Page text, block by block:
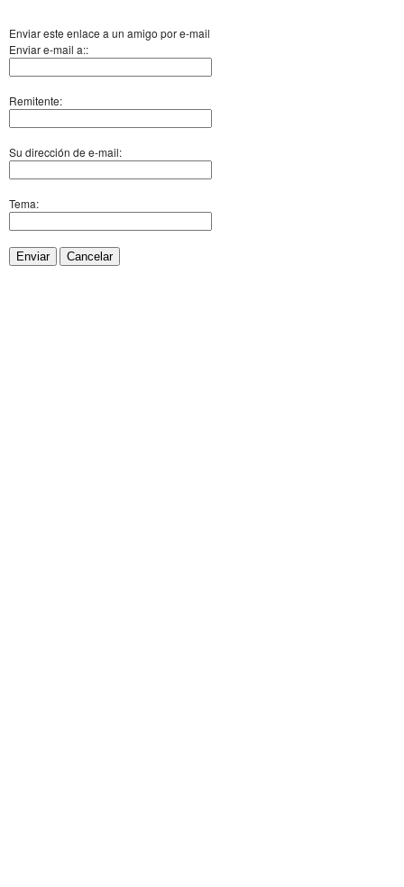
Enviar este enlace a un amigo por e-mail
Enviar e-mail a::
Remitente:
Su dirección de e-mail:
Tema:
Enviar Cancelar